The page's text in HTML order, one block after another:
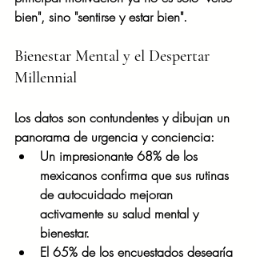
bien", sino "sentirse y estar bien".
Bienestar Mental y el Despertar
Millennial
Los datos son contundentes y dibujan un
panorama de urgencia y conciencia:
Un impresionante 68% de los
mexicanos confirma que sus rutinas
de autocuidado mejoran
activamente su salud mental y
bienestar.
El 65% de los encuestados desearía